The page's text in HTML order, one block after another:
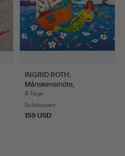
INGRID ROTH.
Månskensmöte,
Farblithografie…
8 Tage
Schätzwert
159 USD